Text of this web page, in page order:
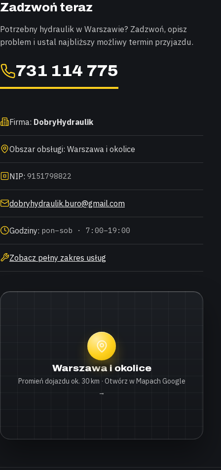
Zadzwoń teraz
Potrzebny hydraulik w Warszawie? Zadzwoń, opisz
problem i ustal najbliższy możliwy termin przyjazdu.
731 114 775
Firma: DobryHydraulik
Obszar obsługi: Warszawa i okolice
NIP: 9151798822
dobryhydraulik.buro@gmail.com
Godziny: pon–sob · 7:00–19:00
Zobacz pełny zakres usług
Warszawa i okolice
Promień dojazdu ok. 30 km · Otwórz w Mapach Google
→